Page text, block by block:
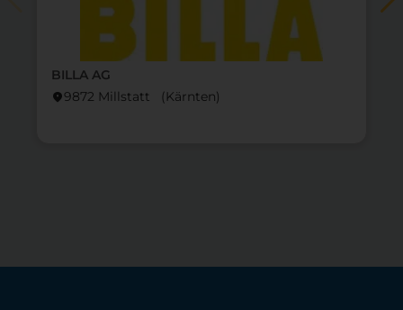
BILLA AG
location_on9872 Millstatt (Kärnten)